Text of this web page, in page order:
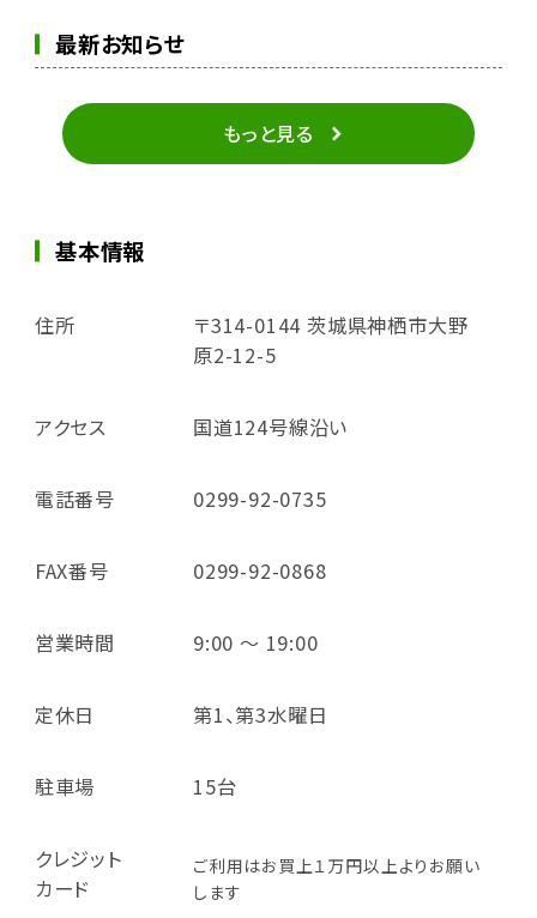
最新お知らせ
もっと見る
基本情報
住所
〒314-0144 茨城県神栖市大野
原2-12-5
アクセス 国道124号線沿い
電話番号 0299-92-0735
FAX番号 0299-92-0868
営業時間 9:00 ～ 19:00
定休日 第1、第3水曜日
駐車場 15台
クレジット
カード
ご利用はお買上１万円以上よりお願い
します